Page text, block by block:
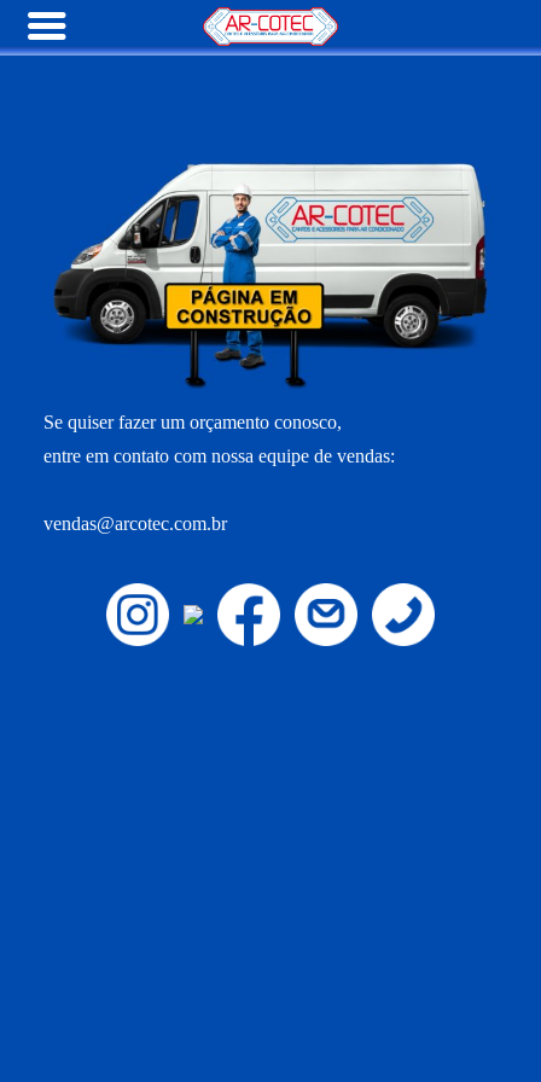
Se quiser fazer um orçamento conosco,
entre em contato com nossa equipe de vendas:
vendas@arcotec.com.br